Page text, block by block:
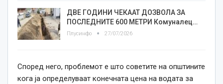
ДВЕ ГОДИНИ ЧЕКААТ ДОЗВОЛА ЗА
ПОСЛЕДНИТЕ 600 МЕТРИ Комуналец…
Плусинфо 27/07/2026
Според него, проблемот е што советите на општините
кога ја определуваат конечната цена на водата за